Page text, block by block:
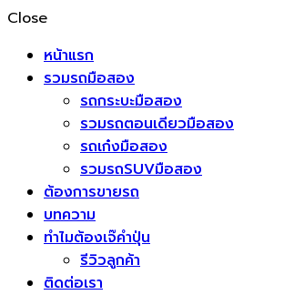
Close
หน้าแรก
รวมรถมือสอง
รถกระบะมือสอง
รวมรถตอนเดียวมือสอง
รถเก๋งมือสอง
รวมรถSUVมือสอง
ต้องการขายรถ
บทความ
ทำไมต้องเจ๊คำปุ่น
รีวิวลูกค้า
ติดต่อเรา